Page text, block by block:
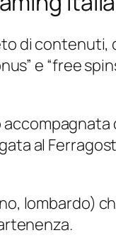
di contenuti,
e “free
al
lombardo)